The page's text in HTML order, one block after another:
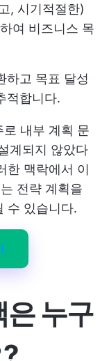
, 시기적절한)
여 비즈니스 목
하고 목표 달성
적합니다.
내부 계획 문
계되지 않았다
한 맥락에서 이
전략 계획을
수 있습니다.
은 누구